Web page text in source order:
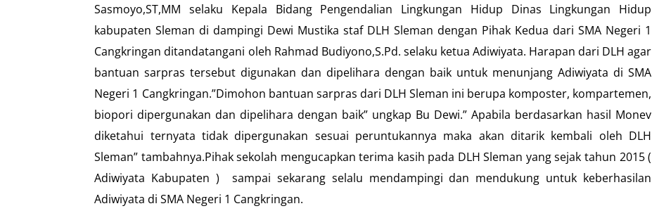
Sasmoyo,ST,MM selaku Kepala Bidang Pengendalian Lingkungan Hidup Dinas Lingkungan Hidup
kabupaten Sleman di dampingi Dewi Mustika staf DLH Sleman dengan Pihak Kedua dari SMA Negeri 1
Cangkringan ditandatangani oleh Rahmad Budiyono,S.Pd. selaku ketua Adiwiyata. Harapan dari DLH agar
bantuan sarpras tersebut digunakan dan dipelihara dengan baik untuk menunjang Adiwiyata di SMA
Negeri 1 Cangkringan.”Dimohon bantuan sarpras dari DLH Sleman ini berupa komposter, kompartemen,
biopori dipergunakan dan dipelihara dengan baik” ungkap Bu Dewi.” Apabila berdasarkan hasil Monev
diketahui ternyata tidak dipergunakan sesuai peruntukannya maka akan ditarik kembali oleh DLH
Sleman” tambahnya.Pihak sekolah mengucapkan terima kasih pada DLH Sleman yang sejak tahun 2015 (
Adiwiyata Kabupaten ) sampai sekarang selalu mendampingi dan mendukung untuk keberhasilan
Adiwiyata di SMA Negeri 1 Cangkringan.